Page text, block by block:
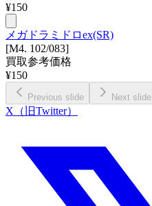
¥150
メガドラミドロex(SR)
[M4. 102/083]
買取参考価格
¥150
Previous slide Next slide
X（旧Twitter）